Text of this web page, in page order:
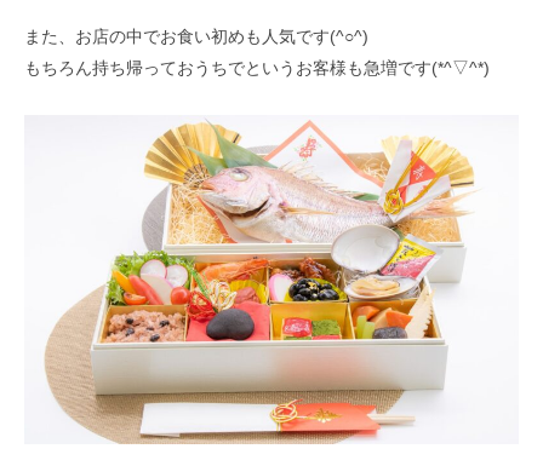
また、お店の中でお食い初めも人気です(^○^)
もちろん持ち帰っておうちでというお客様も急増です(*^▽^*)